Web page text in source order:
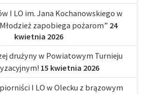
I LO im. Jana Kochanowskiego w
zapobiega pożarom” 24
kwietnia 2026
drużyny w Powiatowym Turnieju
15 kwietnia 2026
I LO w Olecku z brązowym